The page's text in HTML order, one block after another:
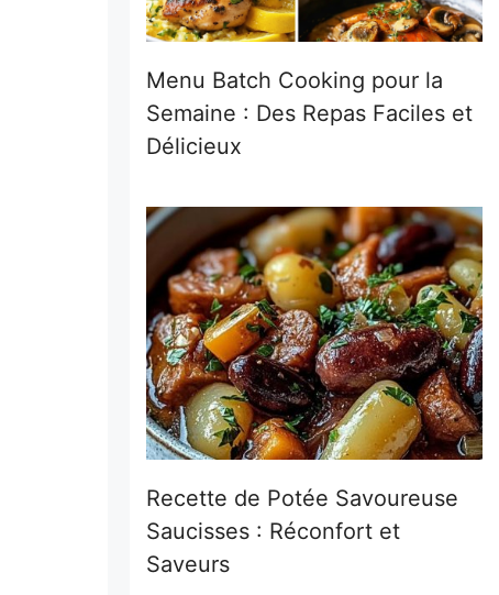
Menu Batch Cooking pour la
Semaine : Des Repas Faciles et
Délicieux
Recette de Potée Savoureuse
Saucisses : Réconfort et
Saveurs